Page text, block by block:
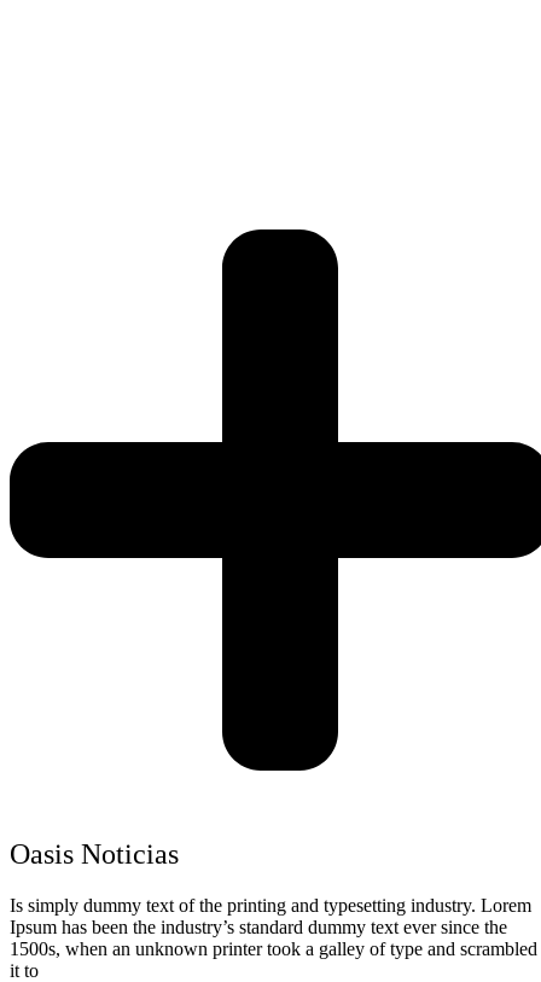
Oasis Noticias
Is simply dummy text of the printing and typesetting industry. Lorem
Ipsum has been the industry’s standard dummy text ever since the
1500s, when an unknown printer took a galley of type and scrambled
it to